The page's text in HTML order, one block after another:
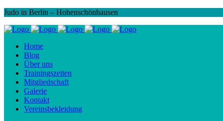
Judo in Berlin – Hohenschönhausen
Home
Blog
Über uns
Trainingszeiten
Mitgliedschaft
Galerie
Kontakt
Vereinsbekleidung